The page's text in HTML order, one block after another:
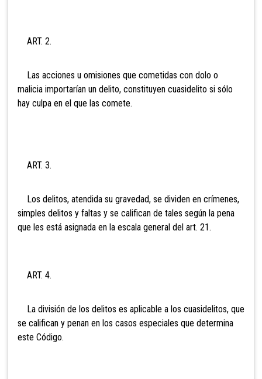
ART. 2.
Las acciones u omisiones que cometidas con dolo o
malicia importarían un delito, constituyen cuasidelito si sólo
hay culpa en el que las comete.
ART. 3.
Los delitos, atendida su gravedad, se dividen en crímenes,
simples delitos y faltas y se califican de tales según la pena
que les está asignada en la escala general del art. 21.
ART. 4.
La división de los delitos es aplicable a los cuasidelitos, que
se califican y penan en los casos especiales que determina
este Código.